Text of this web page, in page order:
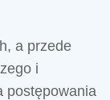
a przede
i
postępowania